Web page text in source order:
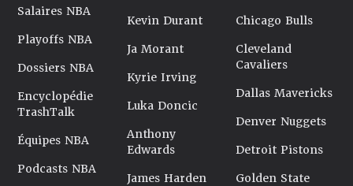
Salaires NBA
Playoffs NBA
Dossiers NBA
Encyclopédie
TrashTalk
Équipes NBA
Podcasts NBA
Kevin Durant
Ja Morant
Kyrie Irving
Luka Doncic
Anthony
Edwards
James Harden
Chicago Bulls
Cleveland
Cavaliers
Dallas Mavericks
Denver Nuggets
Detroit Pistons
Golden State